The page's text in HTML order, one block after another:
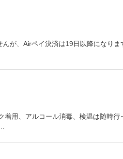
が、Airペイ決済は19日以降になりま
用、アルコール消毒、検温は随時行